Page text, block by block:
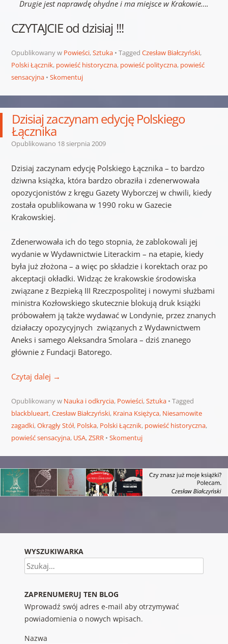
Drugie jest naprawdę ohydne i ma miejsce w Krakowie….
CZYTAJCIE od dzisiaj !!!
Opublikowany w Powieści,Sztuka Tagged Czesław Białczyński,
Polski Łącznik, powieść historyczna, powieść polityczna, powieść
sensacyjna
Skomentuj
Dzisiaj zaczynam edycję Polskiego
Łącznika
Opublikowano 18 sierpnia 2009
Dzisiaj zaczynam edycję Polskiego Łącznika – to bardzo
dziwna książka, która bardzo obraziła i zdenerwowała
opozycjonistów z kręgu Gazety Wyborczej w chwili, kiedy
została opublikowana w 1990 roku w Gazecie
Krakowskiej.
Zdenerwowała ich do tego stopnia, że zablokowali jej
wydanie w Wydawnictwie Literackim – na etapie, kiedy
była już złożona – a więc po składzie i korektach oraz po
akceptacji okładki. Widząc że krakowskie środowiska
związane z Bezpieką III Rzeczpospolitej i nowymi służbami
ministra Kozłowskiego skutecznie blokują druk książki
próbowałem ją także wydawać w Londynie, przez znanych
działaczy opozycyjnych związanych z Wydawnictwem
Aneks i samego Aleksandra Smolara – dziś znanego
głównie z Fundacji Batorego.
Czytaj dalej →
Opublikowany w Nauka i odkrycia, Powieści,Sztuka
Tagged
blackblueart,Czesław Białczyński, Kraina Księżyca, Niesamowite
zagadki,Okrągły Stół, Polska, Polski Łącznik, powieść historyczna,
powieść sensacyjna, USA,ZSRR Skomentuj
WYSZUKIWARKA
Szukaj
ZAPRENUMERUJ TEN BLOG
Wprowadź swój adres e-mail aby otrzymywać
powiadomienia o nowych wpisach.
Nazwa